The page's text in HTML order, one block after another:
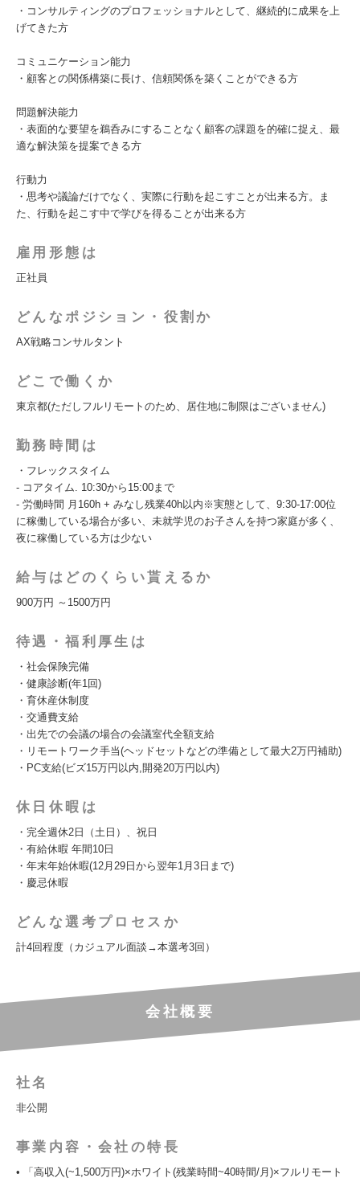
・コンサルティングのプロフェッショナルとして、継続的に成果を上
げてきた方
コミュニケーション能力
・顧客との関係構築に長け、信頼関係を築くことができる方
問題解決能力
・表面的な要望を鵜呑みにすることなく顧客の課題を的確に捉え、最
適な解決策を提案できる方
行動力
・思考や議論だけでなく、実際に行動を起こすことが出来る方。ま
た、行動を起こす中で学びを得ることが出来る方
雇用形態は
正社員
どんなポジション・役割か
AX戦略コンサルタント
どこで働くか
東京都(ただしフルリモートのため、居住地に制限はございません)
勤務時間は
・フレックスタイム
- コアタイム. 10:30から15:00まで
- 労働時間 月160h + みなし残業40h以内※実態として、9:30-17:00位
に稼働している場合が多い、未就学児のお子さんを持つ家庭が多く、
夜に稼働している方は少ない
給与はどのくらい貰えるか
900万円 ～1500万円
待遇・福利厚生は
・社会保険完備
・健康診断(年1回)
・育休産休制度
・交通費支給
・出先での会議の場合の会議室代全額支給
・リモートワーク手当(ヘッドセットなどの準備として最大2万円補助)
・PC支給(ビズ15万円以内,開発20万円以内)
休日休暇は
・完全週休2日（土日）、祝日
・有給休暇 年間10日
・年末年始休暇(12月29日から翌年1月3日まで)
・慶忌休暇
どんな選考プロセスか
計4回程度（カジュアル面談→本選考3回）
会社概要
社名
非公開
事業内容・会社の特長
• 「高収入(~1,500万円)×ホワイト(残業時間~40時間/月)×フルリモート